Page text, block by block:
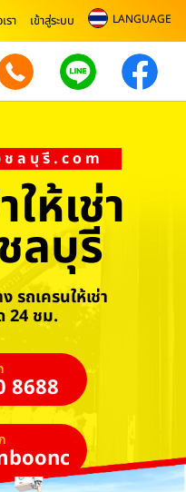
รา เข้าสู่ระบบ LANGUAGE
ชลบุรี.com
ห้เช่า
ลบุรี
รถเครนให้เช่า
24 ชม.
8688